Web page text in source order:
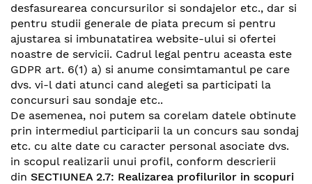
desfasurearea concursurilor si sondajelor etc., dar si
pentru studii generale de piata precum si pentru
ajustarea si imbunatatirea website-ului si ofertei
noastre de servicii. Cadrul legal pentru aceasta este
GDPR art. 6(1) a) si anume consimtamantul pe care
dvs. vi-l dati atunci cand alegeti sa participati la
concursuri sau sondaje etc..
De asemenea, noi putem sa corelam datele obtinute
prin intermediul participarii la un concurs sau sondaj
etc. cu alte date cu caracter personal asociate dvs.
in scopul realizarii unui profil, conform descrierii
din SECTIUNEA 2.7: Realizarea profilurilor in scopuri